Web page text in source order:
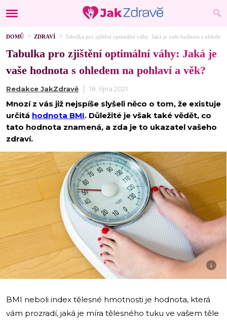
DOMŮ ZDRAVÍ Tabulka pro zjištění optimální váhy: Jaká je vaše hodnota s
Tabulka pro zjištění optimální váhy: Jaká je
vaše hodnota s ohledem na pohlaví a věk?
Redakce JakZdravě 18. října 2021
Mnozí z vás již nejspíše slyšeli něco o tom, že existuje
určitá hodnota BMI. Důležité je však také vědět, co
tato hodnota znamená, a zda je to ukazatel vašeho
zdraví.
i
BMI neboli index tělesné hmotnosti je hodnota, která
vám prozradí, jaká je míra tělesného tuku ve vašem těle